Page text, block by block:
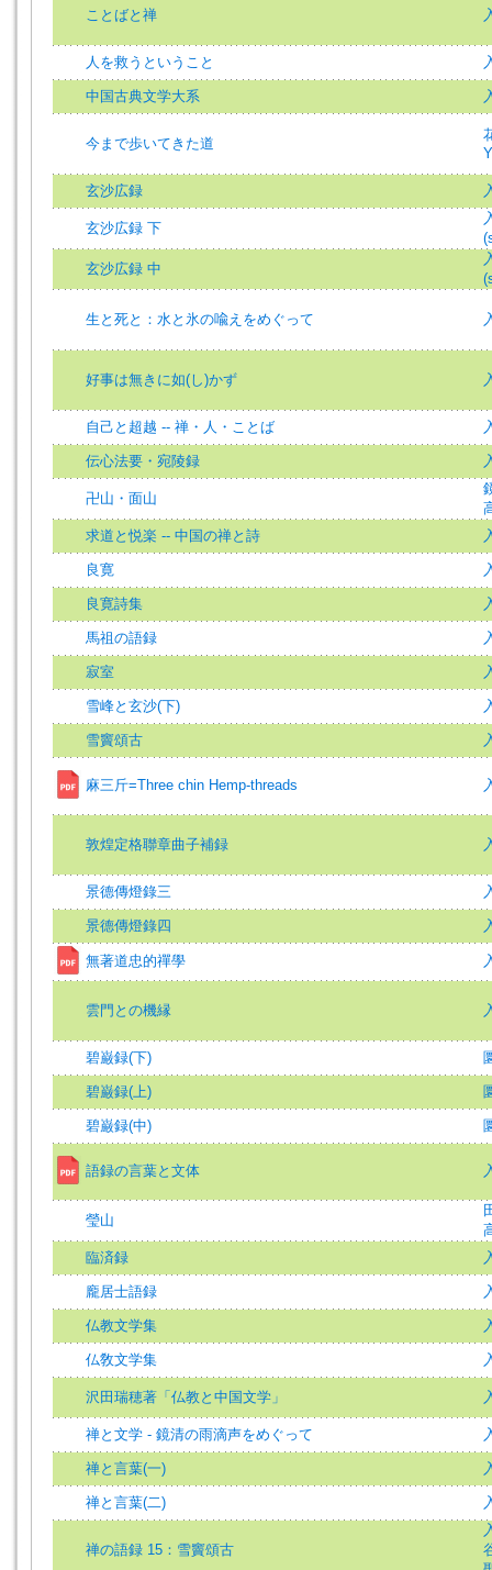
ことばと禅
人を救うということ
中国古典文学大系
今まで歩いてきた道
玄沙広録
玄沙広録 下
玄沙広録 中
生と死と：水と氷の喩えをめぐって
好事は無きに如(し)かず
自己と超越 -- 禅・人・ことば
伝心法要・宛陵録
卍山・面山
求道と悦楽 -- 中国の禅と詩
良寛
良寛詩集
馬祖の語録
寂室
雪峰と玄沙(下)
雪竇頌古
麻三斤=Three chin Hemp-threads
敦煌定格聯章曲子補録
景德傳燈錄三
景德傳燈錄四
無著道忠的禪學
雲門との機縁
碧巌録(下)
碧巌録(上)
碧巌録(中)
語録の言葉と文体
瑩山
臨済録
龐居士語録
仏教文学集
仏敎文学集
沢田瑞穂著「仏教と中国文学」
禅と文学 - 鏡清の雨滴声をめぐって
禅と言葉(一)
禅と言葉(二)
禅の語録 15：雪竇頌古